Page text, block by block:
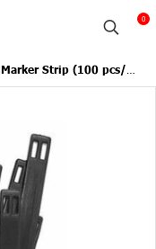
0
Marker Strip (100 pcs/pack)